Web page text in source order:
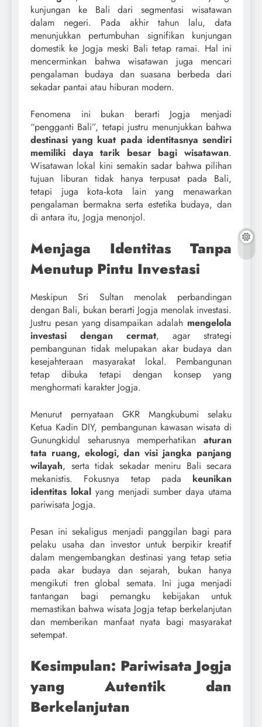
kunjungan ke Bali dari segmentasi wisatawan
dalam negeri. Pada akhir tahun lalu, data
menunjukkan pertumbuhan signifikan kunjungan
domestik ke Jogja meski Bali tetap ramai. Hal ini
mencerminkan bahwa wisatawan juga mencari
pengalaman budaya dan suasana berbeda dari
sekadar pantai atau hiburan modern.
Fenomena ini bukan berarti Jogja menjadi
“pengganti Bali”, tetapi justru menunjukkan bahwa
destinasi yang kuat pada identitasnya sendiri
memiliki daya tarik besar bagi wisatawan.
Wisatawan lokal kini semakin sadar bahwa pilihan
tujuan liburan tidak hanya terpusat pada Bali,
tetapi juga kota‑kota lain yang menawarkan
pengalaman bermakna serta estetika budaya, dan
di antara itu, Jogja menonjol.
Menjaga Identitas Tanpa
Menutup Pintu Investasi
Meskipun Sri Sultan menolak perbandingan
dengan Bali, bukan berarti Jogja menolak investasi.
Justru pesan yang disampaikan adalah mengelola
investasi dengan cermat, agar strategi
pembangunan tidak melupakan akar budaya dan
kesejahteraan masyarakat lokal. Pembangunan
tetap dibuka tetapi dengan konsep yang
menghormati karakter Jogja.
Menurut pernyataan GKR Mangkubumi selaku
Ketua Kadin DIY, pembangunan kawasan wisata di
Gunungkidul seharusnya memperhatikan aturan
tata ruang, ekologi, dan visi jangka panjang
wilayah, serta tidak sekadar meniru Bali secara
mekanistis. Fokusnya tetap pada keunikan
identitas lokal yang menjadi sumber daya utama
pariwisata Jogja.
Pesan ini sekaligus menjadi panggilan bagi para
pelaku usaha dan investor untuk berpikir kreatif
dalam mengembangkan destinasi yang tetap setia
pada akar budaya dan sejarah, bukan hanya
mengikuti tren global semata. Ini juga menjadi
tantangan bagi pemangku kebijakan untuk
memastikan bahwa wisata Jogja tetap berkelanjutan
dan memberikan manfaat nyata bagi masyarakat
setempat.
Kesimpulan: Pariwisata Jogja
yang Autentik dan
Berkelanjutan